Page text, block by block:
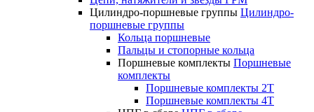
Цилиндро-поршневые группы Цилиндро-
поршневые группы
Кольца поршневые
Пальцы и стопорные кольца
Поршневые комплекты Поршневые
комплекты
Поршневые комплекты 2T
Поршневые комплекты 4T